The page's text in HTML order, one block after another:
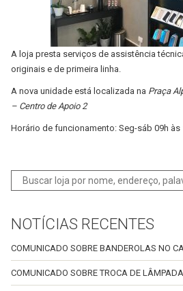
A loja presta serviços de assistência
originais e de primeira linha.
A nova unidade está localizada na Praça
– Centro de Apoio 2
Horário de funcionamento: Seg-sáb 09h às
NOTÍCIAS RECENTES
COMUNICADO SOBRE BANDEROLAS NO
COMUNICADO SOBRE TROCA DE